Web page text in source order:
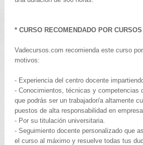
* CURSO RECOMENDADO POR
Vadecursos.com recomienda este curso
motivos:
- Experiencia del centro docente
- Conocimientos, técnicas y competencias
que podrás ser un trabajador/a altamente
puestos de alta responsabilidad en
- Por su titulación universitaria.
- Seguimiento docente personalizado que
el curso al máximo y resuelve todas tus